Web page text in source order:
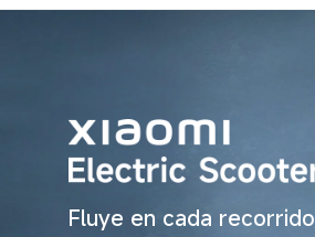
Fluye en cada recorrido